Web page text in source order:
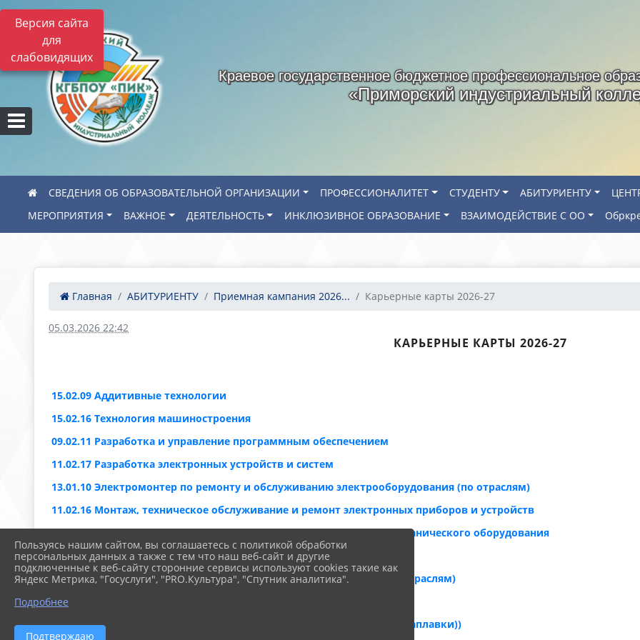
Версия сайта
для
слабовидящих
Краевое государственное бюджетное профессиональное
«Приморский индустриальный
СВЕДЕНИЯ ОБ ОБРАЗОВАТЕЛЬНОЙ ОРГАНИЗАЦИИ ПРОФЕССИОНАЛИТЕТ СТУДЕНТУ АБИТУРИЕНТУ
МЕРОПРИЯТИЯ
ВАЖНОЕ ДЕЯТЕЛЬНОСТЬ ИНКЛЮЗИВНОЕ ОБРАЗОВАНИЕ ВЗАИМОДЕЙСТВИЕ С ОО
Главная АБИТУРИЕНТУ Приемная кампания 2026... Карьерные карты 2026-27
05.03.2026 22:42
КАРЬЕРНЫЕ КАРТЫ 2026-27
15.02.09 Аддитивные технологии
15.02.16 Технология машиностроения
09.02.11 Разработка и управление программным обеспечением
11.02.17 Разработка электронных устройств и систем
13.01.10 Электромонтер по ремонту и обслуживанию электрооборудования (по отраслям)
11.02.16 Монтаж, техническое обслуживание и ремонт электронных приборов и устройств
13.02.13 Эксплуатация и обслуживание электрического электромеханического оборудования
24.02.01 Производство летательных аппаратов
27.02.07 Управление качеством продукции, процессов и услуг (по отраслям)
15.01.38 Оператор-наладчик металлообрабатывающих станков
15.01.05 Сварщик(ручной и частично мнеханизированной сварки(наплавки))
Пользуясь нашим сайтом, вы соглашаетесь с политикой обработки
персональных данных а также с тем что наш веб-сайт и другие
подключенные к веб-сайту сторонние сервисы используют cookies такие как
Яндекс Метрика, "Госуслуги", "PRO.Культура", "Спутник аналитика".
Подробнее
Подтверждаю